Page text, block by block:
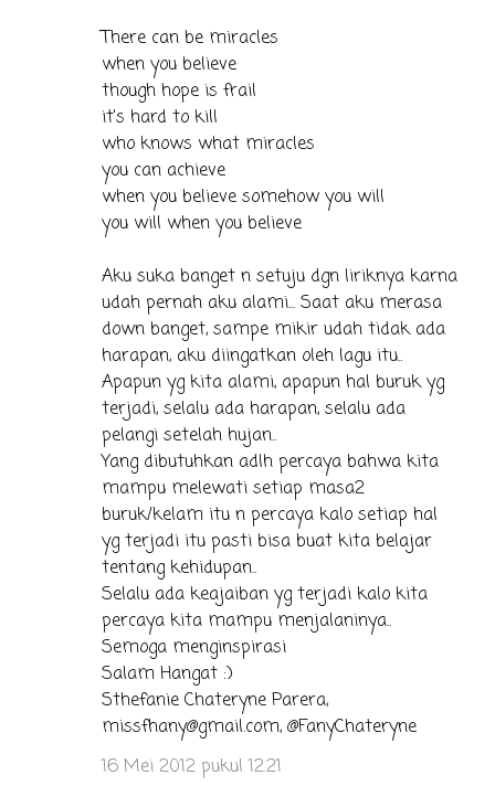
There can be miracles
when you believe
though hope is frail
it's hard to kill
who knows what miracles
you can achieve
when you believe somehow you will
you will when you believe
Aku suka banget n setuju dgn liriknya karna
udah pernah aku alami... Saat aku merasa
down banget, sampe mikir udah tidak ada
harapan, aku diingatkan oleh lagu itu..
Apapun yg kita alami, apapun hal buruk yg
terjadi, selalu ada harapan, selalu ada
pelangi setelah hujan..
Yang dibutuhkan adlh percaya bahwa kita
mampu melewati setiap masa2
buruk/kelam itu n percaya kalo setiap hal
yg terjadi itu pasti bisa buat kita belajar
tentang kehidupan..
Selalu ada keajaiban yg terjadi kalo kita
percaya kita mampu menjalaninya..
Semoga menginspirasi
Salam Hangat :)
Sthefanie Chateryne Parera,
missfhany@gmail.com, @FanyChateryne
16 Mei 2012 pukul 12.21